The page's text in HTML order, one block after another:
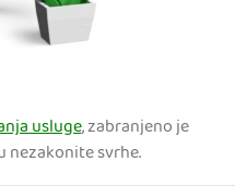
usluge, zabranjeno je
nezakonite svrhe.